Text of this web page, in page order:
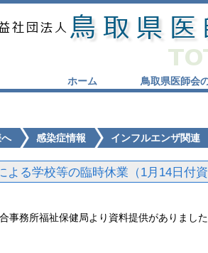
ホーム 鳥取県医師会
感染症情報 インフルエンザ関連
よる学校等の臨時休業（1月14日付
合事務所福祉保健局より資料提供があ